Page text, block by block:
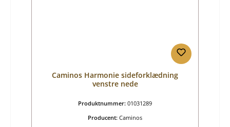
Caminos Harmonie sideforklædning
venstre nede
Produktnummer: 01031289
Producent: Caminos